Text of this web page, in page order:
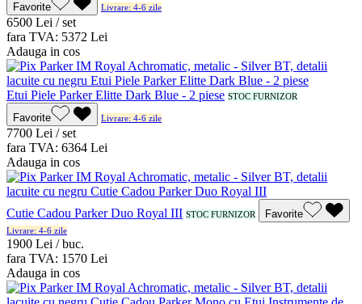
Favorite Livrare: 4-6 zile
6500 Lei / set
fara TVA: 5372 Lei
Adauga in cos
Etui Piele Parker Elitte Dark Blue - 2 piese STOC FURNIZOR
Favorite Livrare: 4-6 zile
7700 Lei / set
fara TVA: 6364 Lei
Adauga in cos
Cutie Cadou Parker Duo Royal III STOC FURNIZOR Favorite
Livrare: 4-6 zile
1900 Lei / buc.
fara TVA: 1570 Lei
Adauga in cos